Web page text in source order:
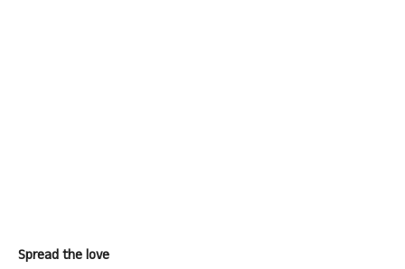
Spread the love